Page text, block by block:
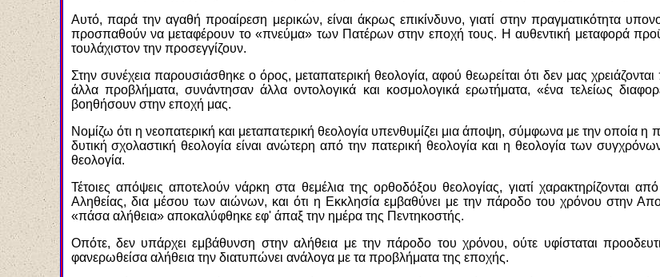
Αυτό, παρά την αγαθή προαίρεση μερικών, είναι άκρως επικίνδυνο, γιατί στην πραγματικότητα
προσπαθούν να μεταφέρουν το «πνεύμα» των Πατέρων στην εποχή τους. Η αυθεντική μεταφορά
τουλάχιστον την προσεγγίζουν.
Στην συνέχεια παρουσιάσθηκε ο όρος, μεταπατερική θεολογία, αφού θεωρείται ότι δεν μας
άλλα προβλήματα, συνάντησαν άλλα οντολογικά και κοσμολογικά ερωτήματα, «ένα τελείως
βοηθήσουν στην εποχή μας.
Νομίζω ότι η νεοπατερική και μεταπατερική θεολογία υπενθυμίζει μια άποψη, σύμφωνα με την οποία η
δυτική σχολαστική θεολογία είναι ανώτερη από την πατερική θεολογία και η θεολογία των
θεολογία.
Τέτοιες απόψεις αποτελούν νάρκη στα θεμέλια της ορθοδόξου θεολογίας, γιατί χαρακτηρίζονται
Αληθείας, δια μέσου των αιώνων, και ότι η Εκκλησία εμβαθύνει με την πάροδο του χρόνου στην
«πάσα αλήθεια» αποκαλύφθηκε εφ' άπαξ την ημέρα της Πεντηκοστής.
Οπότε, δεν υπάρχει εμβάθυνση στην αλήθεια με την πάροδο του χρόνου, ούτε υφίσταται
φανερωθείσα αλήθεια την διατυπώνει ανάλογα με τα προβλήματα της εποχής.